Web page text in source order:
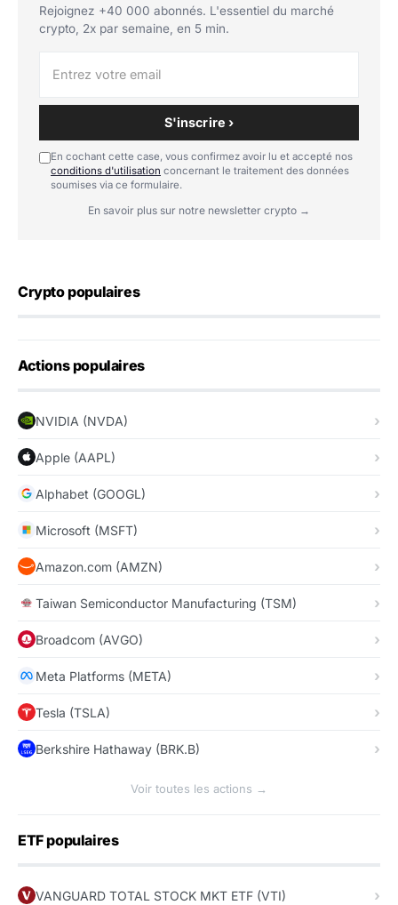
Rejoignez +40 000 abonnés. L'essentiel du marché
crypto, 2x par semaine, en 5 min.
S'inscrire ›
En cochant cette case, vous confirmez avoir lu et accepté nos
conditions d'utilisation concernant le traitement des données
soumises via ce formulaire.
En savoir plus sur notre newsletter crypto →
Crypto populaires
Actions populaires
NVIDIA (NVDA)
Apple (AAPL)
Alphabet (GOOGL)
Microsoft (MSFT)
Amazon.com (AMZN)
Taiwan Semiconductor Manufacturing (TSM)
Broadcom (AVGO)
Meta Platforms (META)
Tesla (TSLA)
Berkshire Hathaway (BRK.B)
Voir toutes les actions →
ETF populaires
VANGUARD TOTAL STOCK MKT ETF (VTI)